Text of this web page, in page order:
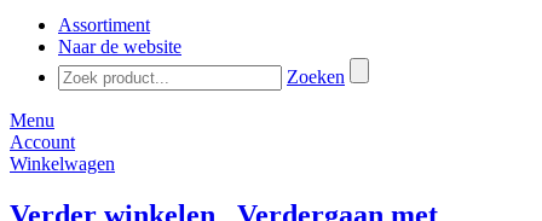
Assortiment
Naar de website
Zoeken
Menu
Account
Winkelwagen